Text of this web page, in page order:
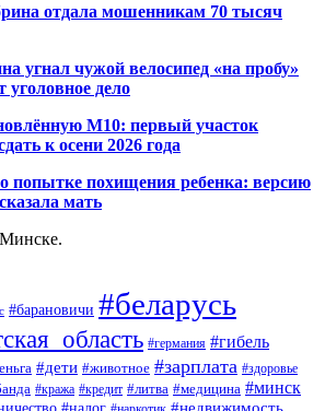
отдала мошенникам 70 тысяч
угнал чужой велосипед «на пробу»
уголовное дело
М10: первый участок
к осени 2026 года
попытке похищения ребенка: версию
мать
#барановичи #беларусь
#германия #гибель
#дети #животное #зарплата #здоровье
#кража #кредит #литва #медицина #минск